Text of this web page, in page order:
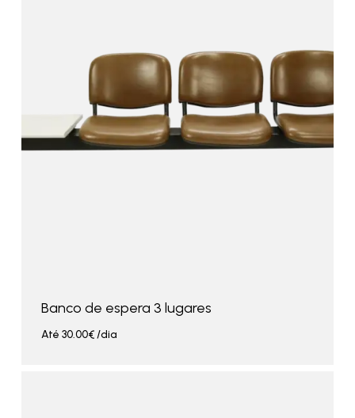
Banco de espera 3 lugares
Até 30.00€/dia